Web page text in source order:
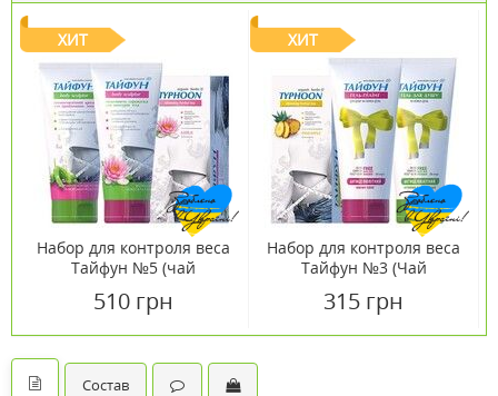
ХИТ
Набор для контроля веса
Тайфун №5 (чай
510 грн
ХИТ
Набор для контроля веса
Тайфун №3 (Чай
пилинг+гель
315 грн
Состав